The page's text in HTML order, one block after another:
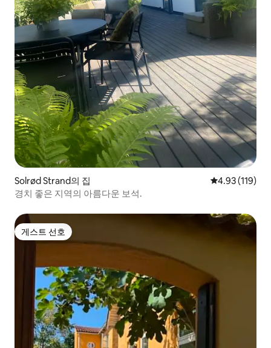
Solrød Strand의 집 평점 4.93점(5
4.93 (119)
경치 좋은 지역의 아름다운 보석.
게스트 선호
게스트 선호